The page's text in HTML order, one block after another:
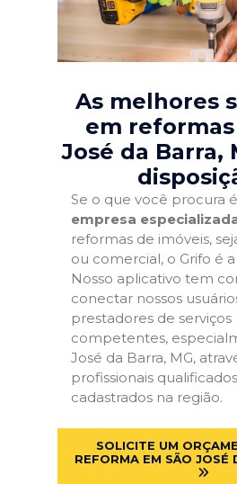
As melhores
em reformas
José da Barra,
Se o que você procura
empresa
reformas de imóveis,
ou comercial, o Grifo é
Nosso aplicativo tem
conectar nossos
prestadores de serviços
competentes,
José da Barra, MG,
profissionais
cadastrados na região.
SOLICITE UM
REFORMA EM SÃO JOSÉ